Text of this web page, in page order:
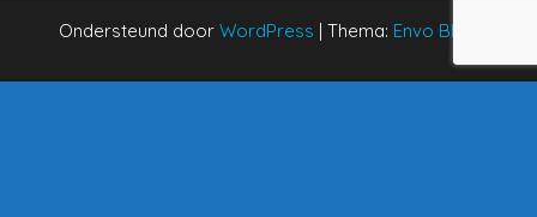
Ondersteund door WordPress | Thema: Envo Blog